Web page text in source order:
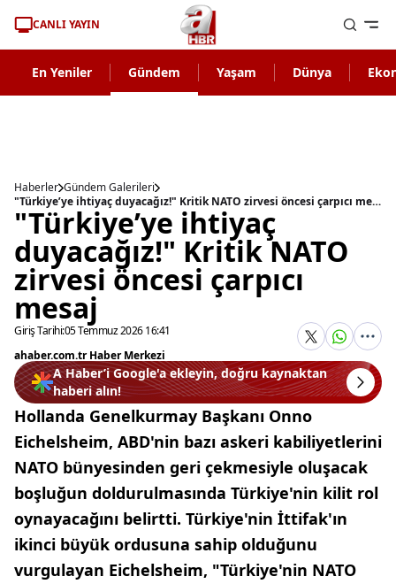
CANLI YAYIN
En Yeniler Gündem Yaşam Dünya
Haberler Gündem Galerileri
"Türkiye’ye ihtiyaç duyacağız!" Kritik NATO zirvesi öncesi çarpıcı mesaj
"Türkiye’ye ihtiyaç
duyacağız!" Kritik NATO
zirvesi öncesi çarpıcı
mesaj
Giriş Tarihi:05 Temmuz 2026 16:41
ahaber.com.tr Haber Merkezi
A Haber’i Google'a ekleyin, doğru kaynaktan
haberi alın!
Hollanda Genelkurmay Başkanı Onno
Eichelsheim, ABD'nin bazı askeri kabiliyetlerini
NATO bünyesinden geri çekmesiyle oluşacak
boşluğun doldurulmasında Türkiye'nin kilit rol
oynayacağını belirtti. Türkiye'nin İttifak'ın
ikinci büyük ordusuna sahip olduğunu
vurgulayan Eichelsheim, "Türkiye'nin NATO